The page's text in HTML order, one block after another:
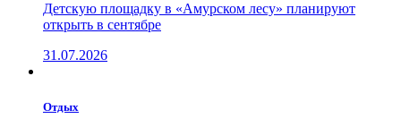
Детскую площадку в «Амурском лесу» планируют
открыть в сентябре
31.07.2026
Отдых